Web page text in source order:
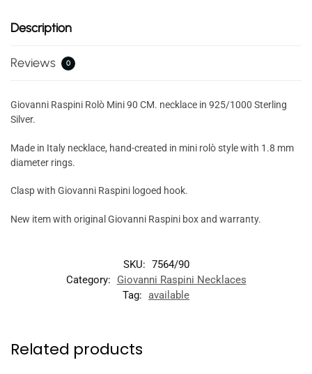
Description
Reviews 0
Giovanni Raspini Rolò Mini 90 CM. necklace in 925/1000 Sterling
Silver.
Made in Italy necklace, hand-created in mini rolò style with 1.8 mm
diameter rings.
Clasp with Giovanni Raspini logoed hook.
New item with original Giovanni Raspini box and warranty.
SKU: 7564/90
Category:
Giovanni Raspini Necklaces
Tag: available
Related products